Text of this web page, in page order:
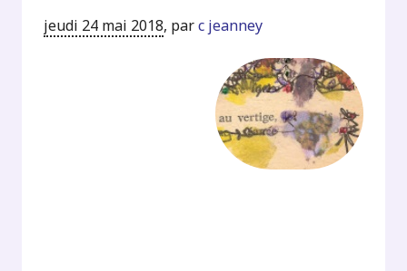
jeudi 24 mai 2018, parc jeanney